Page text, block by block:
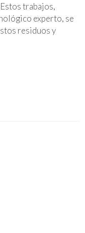
trabajos,
experto, se
residuos y